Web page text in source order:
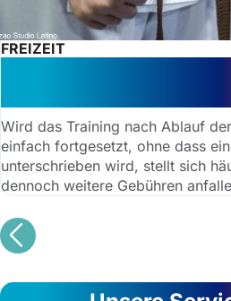
FREIZEIT
Wird das Training nach Ablauf
einfach fortgesetzt, ohne dass
unterschrieben wird, stellt sich
dennoch weitere Gebühren